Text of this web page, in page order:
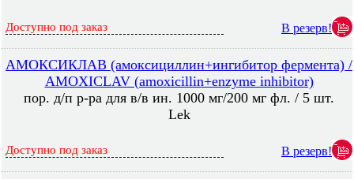
Доступно под заказ В резерв!
АМОКСИКЛАВ (амоксициллин+ингибитор фермента) /
AMOXICLAV (amoxicillin+enzyme inhibitor)
пор. д/п р-ра для в/в ин. 1000 мг/200 мг фл. / 5 шт.
Lek
Доступно под заказ В резерв!